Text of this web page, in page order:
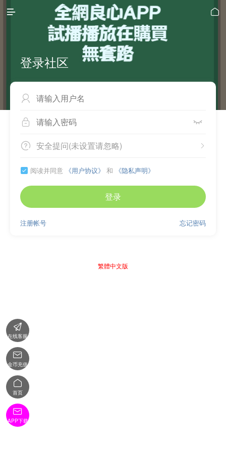
 
登录社区

 
 
安全提问(未设置请忽略)
 阅读并同意 《用户协议》 和 《隐私声明》
登录
忘记密码
注册帐号
繁體中文版

在线客服

金币充值

首页

APP下载